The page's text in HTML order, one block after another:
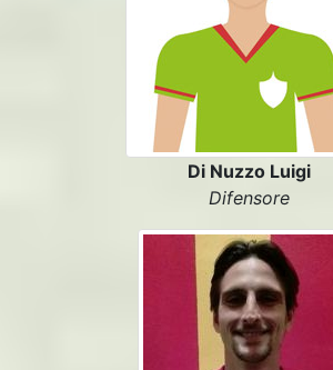
Di Nuzzo Luigi
Difensore